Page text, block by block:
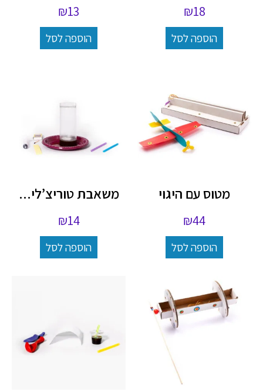
₪18
הוספה לסל
₪13
הוספה לסל
מטוס עם היגוי
₪44
הוספה לסל
משאבת טוריצ’לי...
₪14
הוספה לסל